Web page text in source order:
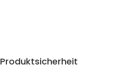
Produktsicherheit